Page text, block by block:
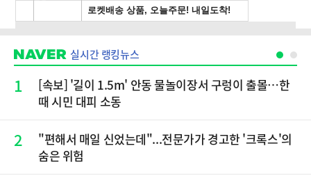
실시간 랭킹뉴스
1
[속보] '길이 1.5m' 안동 물놀이장서 구렁이 출몰…한
때 시민 대피 소동
2
"편해서 매일 신었는데"...전문가가 경고한 '크록스'의
숨은 위험